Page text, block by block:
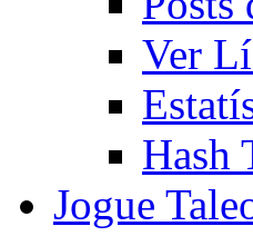
Ver
Hash
Jogue